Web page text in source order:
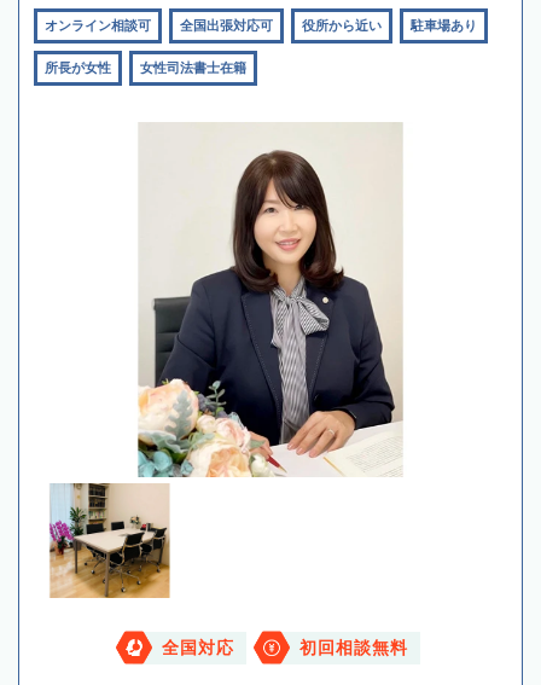
オンライン相談可 全国出張対応可 役所から近い 駐車場あり
所長が女性 女性司法書士在籍
全国対応 初回相談無料